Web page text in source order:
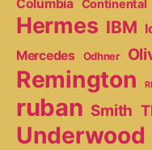
Columbia Continental
Hermes IBM
Mercedes
Odhner
Remington
ruban Smith
Underwood